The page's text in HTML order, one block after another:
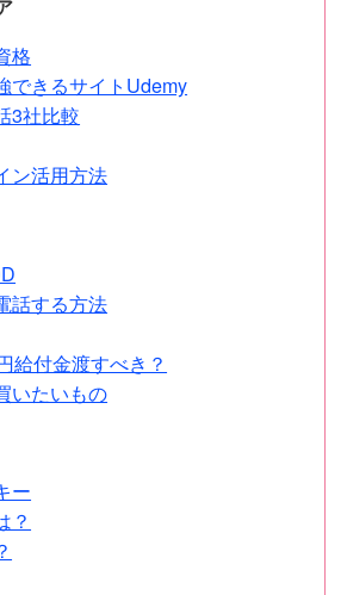
格
できるサイトUdemy
3社比較
ン活用方法
話する方法
給付金渡すべき？
いたいもの
ー
？